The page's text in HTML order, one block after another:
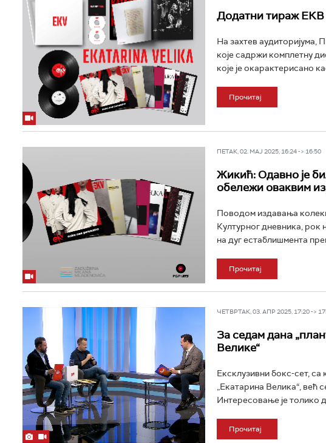
Додатни тираж ЕКВ
На захтев аудиторијума,
које садржи комплетну
које је окарактерисано
Прочитај
ПЕТАК, 02. МАЈ 2025, 16:24 -> 16:50
Жикић: Одавно је
обележи оваквим
Поводом издавања
Културног дневника,
на дуг естаблишмента
Прочитај
ЧЕТВРТАК, 03. АПР 2025, 17:20 ->
За седам дана
Велике“
Ексклузивни бокс-сет,
„Екатарина Велика“, већ
Интересовање је толико
Прочитај